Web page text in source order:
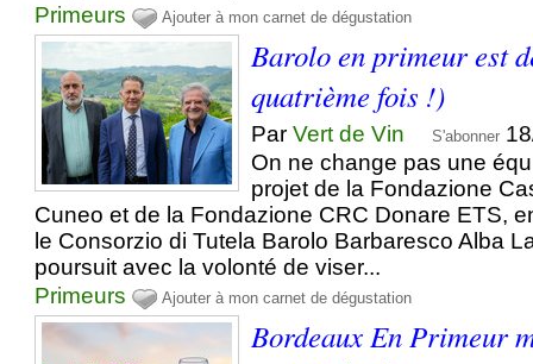
Primeurs
Ajouter à mon carnet de dégustation
Barolo en primeur est
quatrième fois !)
ParVert de Vin S'abonner
On ne change pas une
projet de la Fondazione
Cuneo et de la Fondazione CRC Donare ETS,
le Consorzio di Tutela Barolo Barbaresco Alba
poursuit avec la volonté de viser...
Primeurs
Ajouter à mon carnet de dégustation
Bordeaux En Primeur